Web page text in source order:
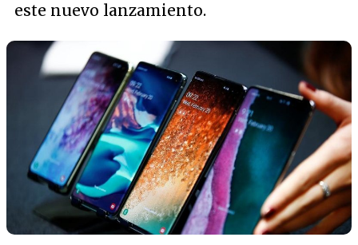
este nuevo lanzamiento.